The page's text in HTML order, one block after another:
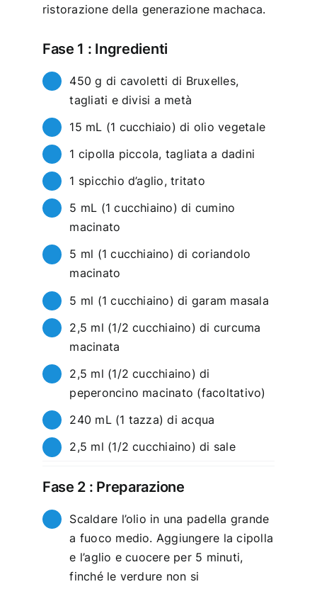
ristorazione della generazione machaca.
Fase 1 : Ingredienti
450 g di cavoletti di Bruxelles,
tagliati e divisi a metà
15 mL (1 cucchiaio) di olio vegetale
1 cipolla piccola, tagliata a dadini
1 spicchio d’aglio, tritato
5 mL (1 cucchiaino) di cumino
macinato
5 ml (1 cucchiaino) di coriandolo
macinato
5 ml (1 cucchiaino) di garam masala
2,5 ml (1/2 cucchiaino) di curcuma
macinata
2,5 ml (1/2 cucchiaino) di
peperoncino macinato (facoltativo)
240 mL (1 tazza) di acqua
2,5 ml (1/2 cucchiaino) di sale
Fase 2 : Preparazione
Scaldare l’olio in una padella grande
a fuoco medio. Aggiungere la cipolla
e l’aglio e cuocere per 5 minuti,
finché le verdure non si